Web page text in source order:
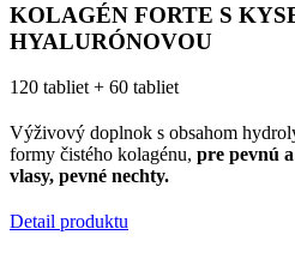
KOLAGÉN FORTE S
HYALURÓNOVOU
120 tabliet + 60 tabliet
Výživový doplnok s obsahom
formy čistého kolagénu, pre pevnú
vlasy, pevné nechty.
Detail produktu